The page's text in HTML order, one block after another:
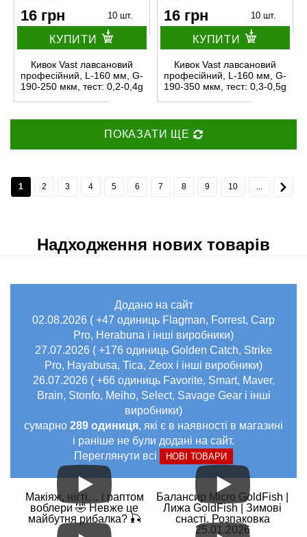
16 грн 10 шт.
КУПИТИ
Кивок Vast лавсановий
професійний, L-160 мм, G-
190-250 мкм, тест: 0,2-0,4g
16 грн 10 шт.
КУПИТИ
Кивок Vast лавсановий
професійний, L-160 мм, G-
190-350 мкм, тест: 0,3-0,5g
ПОКАЗАТИ ЩЕ
1 2 3 4 5 6 7 8 9 10 ...
Надходження нових товарів
Додано на сайт
02.08.2026 ( +47 одиниць Flagman, Forrest, Carp
Pro, Herabuna і інші виробники)
27.07.2026 ( +176 одиниць Golden Catch, Strike
Pro, Hayabusa, Tica, Zeox і інші виробники)
26.07.2026 ( +66 одиниць Favorite, Smart, Maver,
Brain, Stonfo, Meiho, Select, Savage Gear і інші
виробники)
сумарно 289 одиниця, які є в наявності в магазині
і раніше не були додані на сайт.
Переглянути всі
НОВІ ТОВАРИ
Макіяж, нігті… і раптом
воблери 🤣 Невже це
майбутня рибалка? 🎣
Балансир Micro GoldFish |
Лижа GoldFish | Зимові
снасті. Розпаковка
25.01.2026